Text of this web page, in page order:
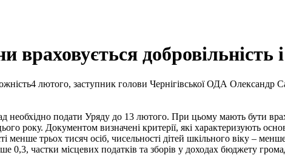
добровільність
4 лютого, заступник голови Чернігівської ОДА Олександр
необхідно подати Уряду до 13 лютого. При цьому мають бути
року. Документом визначені критерії, які характеризують
менше трьох тисяч осіб, чисельності дітей шкільного віку –
0,3, частки місцевих податків та зборів у доходах бюджету